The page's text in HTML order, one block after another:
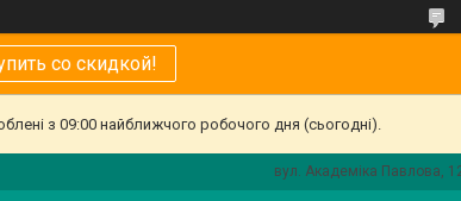
со скидкой!
з 09:00 найближчого робочого дня (сьогодні).
вул. Академіка Павлова,